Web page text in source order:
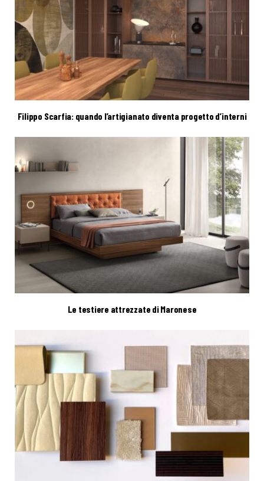
Filippo Scarfia: quando l’artigianato diventa progetto d’interni
Le testiere attrezzate di Maronese